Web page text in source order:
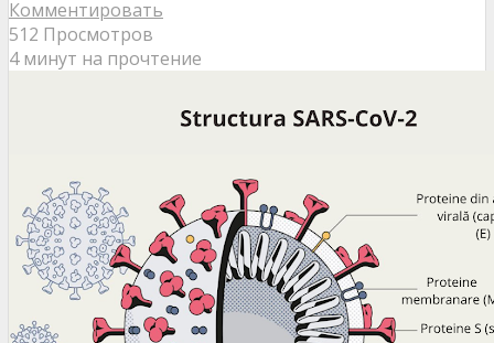
Комментировать
512 Просмотров
4 минут на прочтение